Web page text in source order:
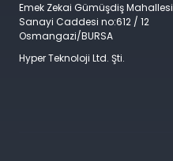
Emek Zekai Gümüşdiş Mahallesi
Sanayi Caddesi no:612 / 12
Osmangazi/BURSA
Hyper Teknoloji Ltd. Şti.